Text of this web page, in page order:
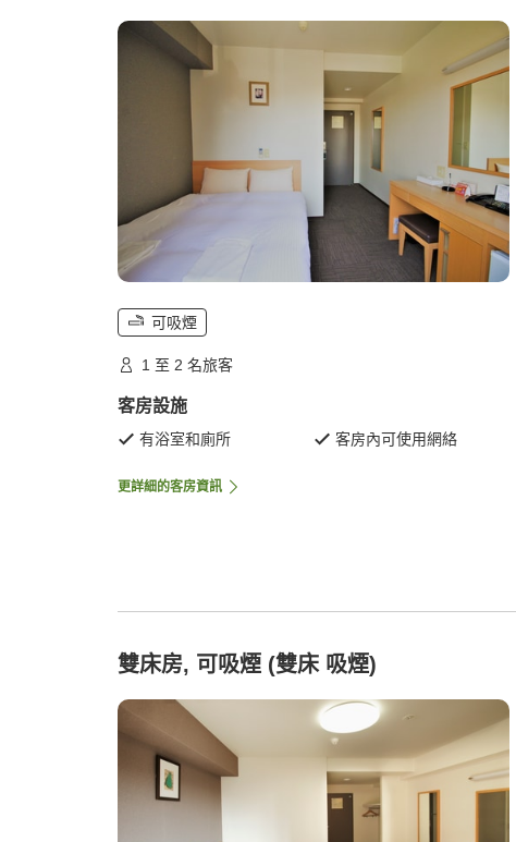
可吸煙
1 至 2 名旅客
客房設施
有浴室和廁所 客房內可使用網絡
更詳細的客房資訊
雙床房, 可吸煙 (雙床 吸煙)